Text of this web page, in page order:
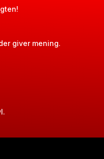
giver mening.